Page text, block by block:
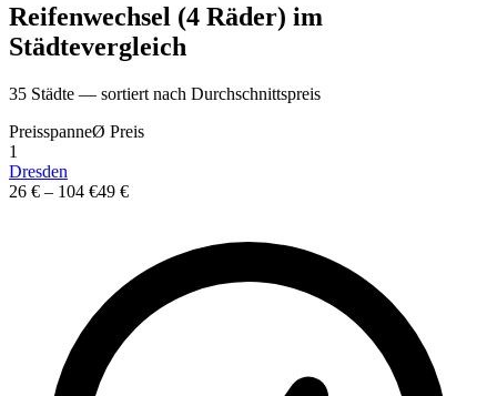
Reifenwechsel (4 Räder) im
Städtevergleich
35 Städte — sortiert nach Durchschnittspreis
PreisspanneØ Preis
1
Dresden
26 € – 104 €49 €